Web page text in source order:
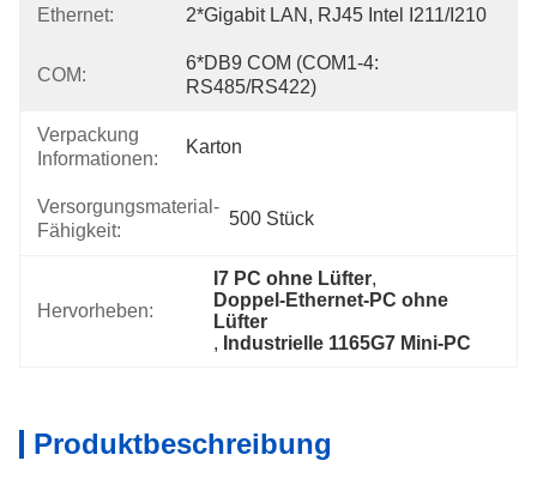
Ethernet: 2*Gigabit LAN, RJ45 Intel I211/i210
COM:
6*DB9 COM (COM1-4:
RS485/RS422)
Verpackung
Informationen:
Karton
Versorgungsmaterial-
Fähigkeit:
500 Stück
Hervorheben:
I7 PC ohne Lüfter,
Doppel-Ethernet-PC ohne
Lüfter
, Industrielle 1165G7 Mini-PC
Produktbeschreibung